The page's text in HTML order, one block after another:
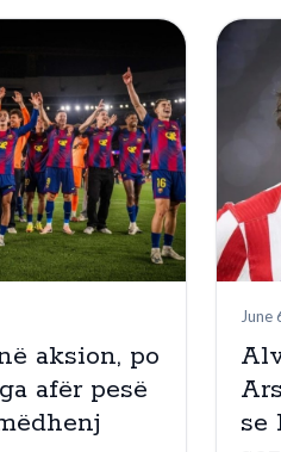
aksion, po
afër pesë
June
se